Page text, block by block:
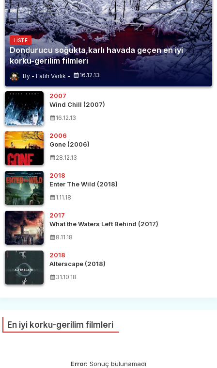
LISTE
Dondurucu soğukta,karlı havada geçen en iyi
korku-gerilim filmleri
Fatih Varlık 16.12.13
2007
Wind Chill (2007)
16.12.13
2006
Gone (2006)
28.12.13
2018
Enter The Wild (2018)
1.11.18
2017
What the Waters Left Behind (2017)
8.11.18
2018
Alterscape (2018)
31.10.18
En iyi korku-gerilim filmleri
Error: Sonuç bulunamadı